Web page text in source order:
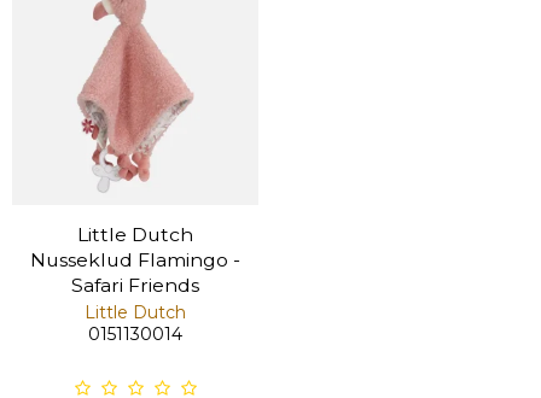
Little Dutch
Nusseklud Flamingo -
Safari Friends
Little Dutch
0151130014